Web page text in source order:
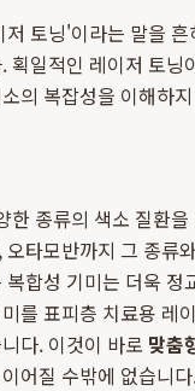
토닝'이라는 말을
일적인 레이저 토
의 복잡성을 이해하
종류의 색소 질환
타모반까지 그 종류
합성 기미는 더욱
를 표피층 치료용 레
다. 이것이 바로 맞춤
어질 수밖에 없습니